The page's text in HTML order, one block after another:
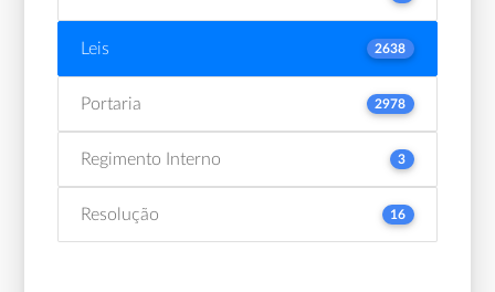
Leis 2638
Portaria 2978
Regimento Interno 3
Resolução 16